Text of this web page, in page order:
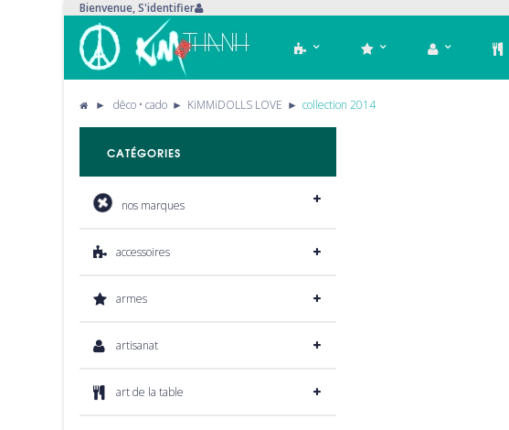
Bienvenue,S'identifier
► dēco • cado ► KiMMiDOLLS LOVE ► collection 2014
CATÉGORIES
nos marques
accessoires
armes
artisanat
art de la table